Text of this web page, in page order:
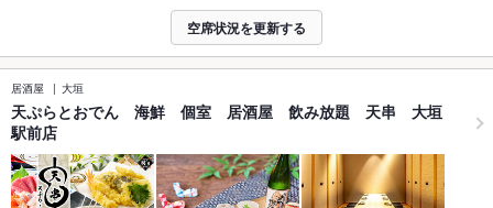
空席状況を更新する
居酒屋 大垣
天ぷらとおでん 海鮮 個室 居酒屋 飲み放題 天串 大垣
駅前店